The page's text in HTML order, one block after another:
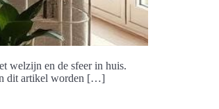
welzijn en de sfeer in huis.
In dit artikel worden […]